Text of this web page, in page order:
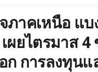
ภาคเหนือ แ
ผยไตรมาส
การลงทุนแ